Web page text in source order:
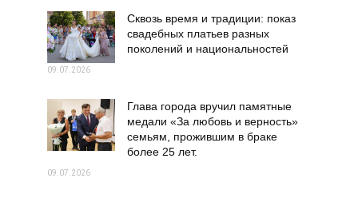
Сквозь время и традиции: показ
свадебных платьев разных
поколений и национальностей
09.07.2026
Глава города вручил памятные
медали «За любовь и верность»
семьям, прожившим в браке
более 25 лет.
09.07.2026